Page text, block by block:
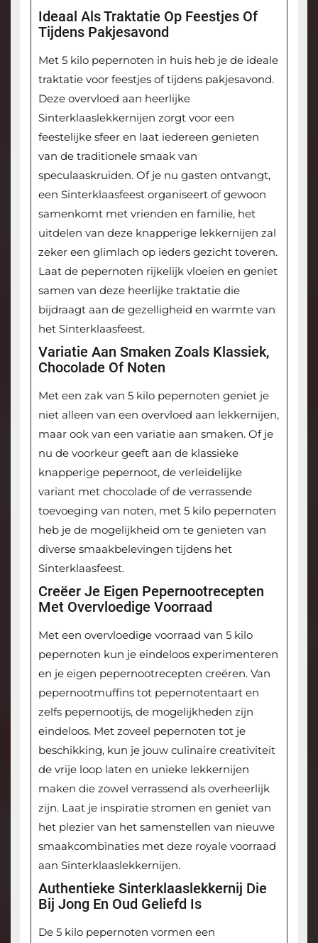
Ideaal Als Traktatie Op Feestjes Of
Tijdens Pakjesavond
Met 5 kilo pepernoten in huis heb je de ideale
traktatie voor feestjes of tijdens pakjesavond.
Deze overvloed aan heerlijke
Sinterklaaslekkernijen zorgt voor een
feestelijke sfeer en laat iedereen genieten
van de traditionele smaak van
speculaaskruiden. Of je nu gasten ontvangt,
een Sinterklaasfeest organiseert of gewoon
samenkomt met vrienden en familie, het
uitdelen van deze knapperige lekkernijen zal
zeker een glimlach op ieders gezicht toveren.
Laat de pepernoten rijkelijk vloeien en geniet
samen van deze heerlijke traktatie die
bijdraagt aan de gezelligheid en warmte van
het Sinterklaasfeest.
Variatie Aan Smaken Zoals Klassiek,
Chocolade Of Noten
Met een zak van 5 kilo pepernoten geniet je
niet alleen van een overvloed aan lekkernijen,
maar ook van een variatie aan smaken. Of je
nu de voorkeur geeft aan de klassieke
knapperige pepernoot, de verleidelijke
variant met chocolade of de verrassende
toevoeging van noten, met 5 kilo pepernoten
heb je de mogelijkheid om te genieten van
diverse smaakbelevingen tijdens het
Sinterklaasfeest.
Creëer Je Eigen Pepernootrecepten
Met Overvloedige Voorraad
Met een overvloedige voorraad van 5 kilo
pepernoten kun je eindeloos experimenteren
en je eigen pepernootrecepten creëren. Van
pepernootmuffins tot pepernotentaart en
zelfs pepernootijs, de mogelijkheden zijn
eindeloos. Met zoveel pepernoten tot je
beschikking, kun je jouw culinaire creativiteit
de vrije loop laten en unieke lekkernijen
maken die zowel verrassend als overheerlijk
zijn. Laat je inspiratie stromen en geniet van
het plezier van het samenstellen van nieuwe
smaakcombinaties met deze royale voorraad
aan Sinterklaaslekkernijen.
Authentieke Sinterklaaslekkernij Die
Bij Jong En Oud Geliefd Is
De 5 kilo pepernoten vormen een